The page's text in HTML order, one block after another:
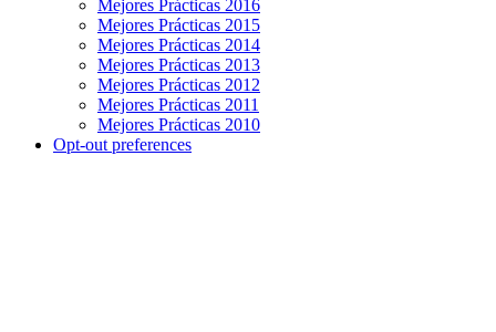
Mejores Prácticas 2016
Mejores Prácticas 2015
Mejores Prácticas 2014
Mejores Prácticas 2013
Mejores Prácticas 2012
Mejores Prácticas 2011
Mejores Prácticas 2010
Opt-out preferences